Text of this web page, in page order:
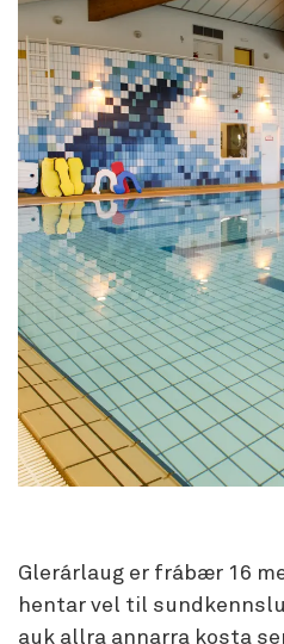
Glerárlaug er frábær 16
hentar vel til
auk allra annarra kosta